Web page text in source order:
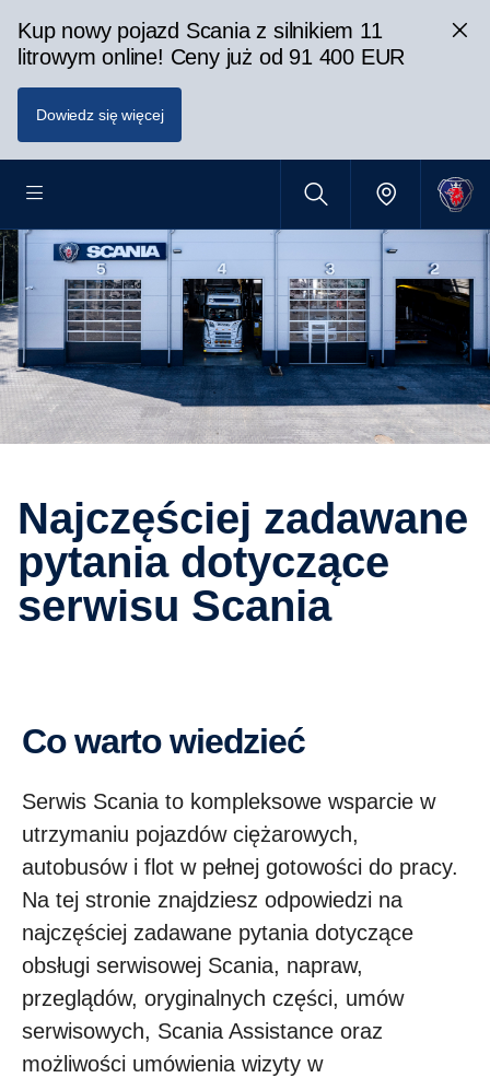
Kup nowy pojazd Scania z silnikiem 11
litrowym online! Ceny już od 91 400 EUR
Dowiedz się więcej
Najczęściej zadawane
pytania dotyczące
serwisu Scania
Co warto wiedzieć
Serwis Scania to kompleksowe wsparcie w
utrzymaniu pojazdów ciężarowych,
autobusów i flot w pełnej gotowości do pracy.
Na tej stronie znajdziesz odpowiedzi na
najczęściej zadawane pytania dotyczące
obsługi serwisowej Scania, napraw,
przeglądów, oryginalnych części, umów
serwisowych, Scania Assistance oraz
możliwości umówienia wizyty w